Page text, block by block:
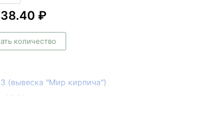
₽
количество
(вывеска "Мир кирпича")